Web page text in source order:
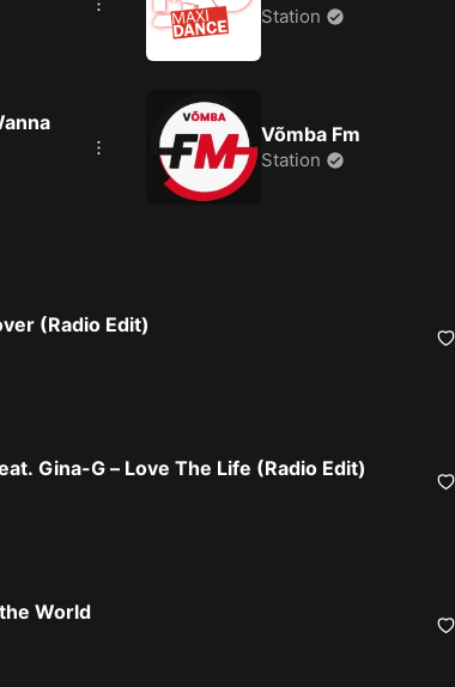
Station
Võmba Fm
Station
(Radio Edit)
Gina-G – Love The Life (Radio Edit)
World